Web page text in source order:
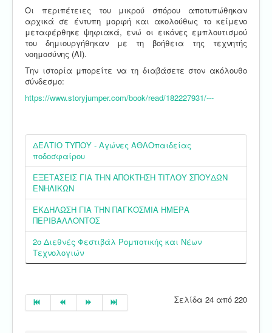
Οι περιπέτειες του μικρού σπόρου αποτυπώθηκαν
αρχικά σε έντυπη μορφή και ακολούθως το κείμενο
μεταφέρθηκε ψηφιακά, ενώ οι εικόνες εμπλουτισμού
του δημιουργήθηκαν με τη βοήθεια της τεχνητής
νοημοσύνης (AI).
Την ιστορία μπορείτε να τη διαβάσετε στον ακόλουθο
σύνδεσμο:
https://www.storyjumper.com/book/read/182227931/---
ΔΕΛΤΙΟ ΤΥΠΟΥ - Αγώνες ΑΘΛΟπαιδείας
ποδοσφαίρου
ΕΞΕΤΑΣΕΙΣ ΓΙΑ ΤΗΝ ΑΠΟΚΤΗΣΗ ΤΙΤΛΟΥ ΣΠΟΥΔΩΝ
ΕΝΗΛΙΚΩΝ
ΕΚΔΗΛΩΣΗ ΓΙΑ ΤΗΝ ΠΑΓΚΟΣΜΙΑ ΗΜΕΡΑ
ΠΕΡΙΒΑΛΛΟΝΤΟΣ
2ο Διεθνές Φεστιβάλ Ρομποτικής και Νέων
Τεχνολογιών
Σελίδα 24 από 220